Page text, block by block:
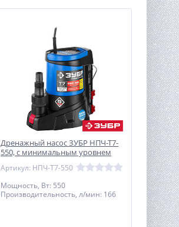
Дренажный насос ЗУБР НПЧ-Т7-
550, с минимальным уровнем
откачки до 1мм, АкваСенсор, 550
Вт
Артикул: НПЧ-Т7-550
Мощность, Вт: 550
Производительность, л/мин: 166